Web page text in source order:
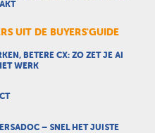
UIT DE BUYERS'GUIDE
BETERE CX: ZO ZET JE AI
WERK
– SNEL HET JUISTE